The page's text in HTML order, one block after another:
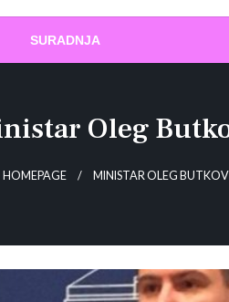
SURADNJA
Oleg
HOMEPAGE MINISTAR OLEG